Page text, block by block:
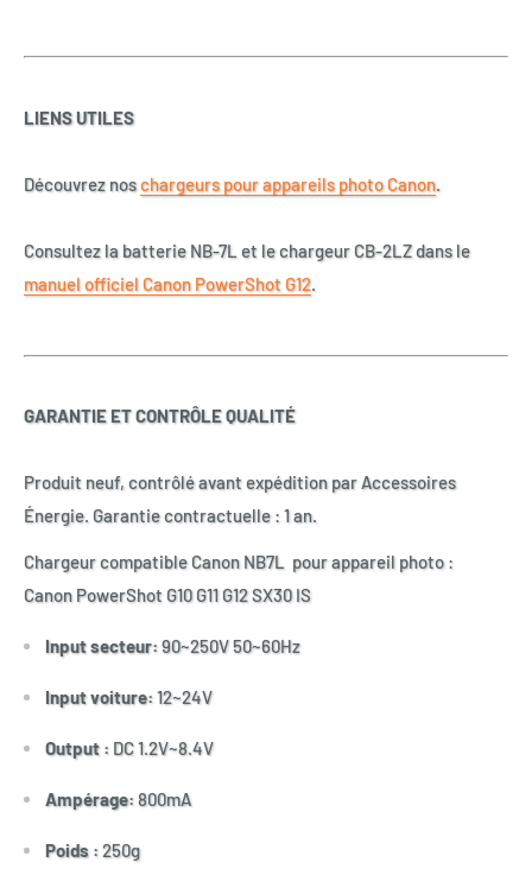
LIENS UTILES
Découvrez noschargeurs pour appareils photo Canon.
Consultez la batterie NB-7L et le chargeur CB-2LZ dans le
manuel officiel Canon PowerShot G12.
GARANTIE ET CONTRÔLE QUALITÉ
Produit neuf, contrôlé avant expédition par Accessoires
Énergie. Garantie contractuelle : 1 an.
Chargeur compatible Canon NB7L pour appareil photo :
Canon PowerShot G10 G11 G12 SX30 IS
Input secteur:90~250V 50~60Hz
Input voiture:12~24V
Output : DC 1.2V~8.4V
Ampérage:800mA
Poids :250g